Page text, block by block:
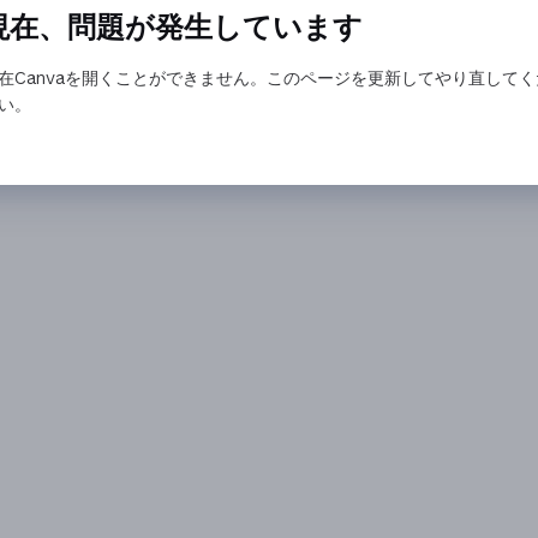
在、問題が発生しています
Canvaを開くことができません。このページを更新してやり直して
。